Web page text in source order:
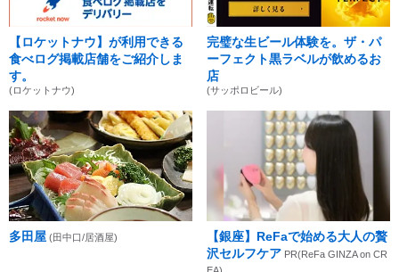
【ロケットナウ】が利用できる
食べログ掲載店舗をご紹介しま
す。
(ロケットナウ)
完璧な生ビール体験を。ザ・パ
ーフェクト黒ラベルが飲めるお
店
(サッポロビール)
多田屋 (田中口/居酒屋)
【銀座】ReFaで始める大人の贅
沢セルフケア PR(ReFa GINZA on CR
EA)